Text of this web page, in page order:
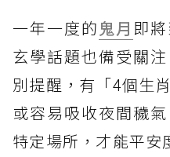
一年一度的鬼月 即
玄學話題也備受關
別提醒，有「4個生
或容易吸收夜間穢
特定場所，才能平安